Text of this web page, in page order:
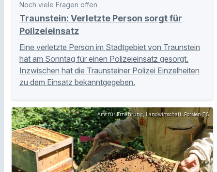
Noch viele Fragen offen
Traunstein: Verletzte Person sorgt für
Polizeieinsatz
Eine verletzte Person im Stadtgebiet von Traunstein
hat am Sonntag für einen Polizeieinsatz gesorgt.
Inzwischen hat die Traunsteiner Polizei Einzelheiten
zu dem Einsatz bekanntgegeben.
Amt für Ernährung, Landwirtschaft, Forsten TS